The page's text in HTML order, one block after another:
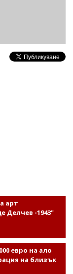
арт
Делчев -1943"
евро на ало
на близък